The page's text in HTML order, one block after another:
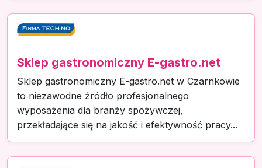
Sklep gastronomiczny E-gastro.net
Sklep gastronomiczny E-gastro.net w Czarnkowie
to niezawodne źródło profesjonalnego
wyposażenia dla branży spożywczej,
przekładające się na jakość i efektywność pracy...